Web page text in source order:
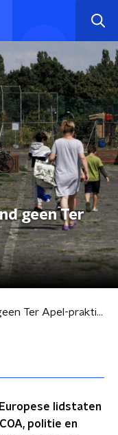
geen Ter
Asielcrisis? In Duitsland geen Ter Apel-praktijken
lidstaten
politie en